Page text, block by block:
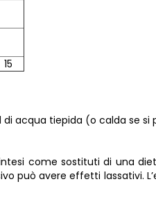
15
di acqua tiepida (o calda se si
come sostituti di una
può avere effetti lassativi.